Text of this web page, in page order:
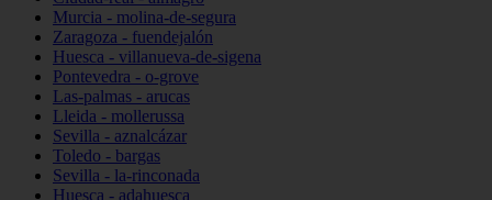
Murcia - molina-de-segura
Zaragoza - fuendejalón
Huesca - villanueva-de-sigena
Pontevedra - o-grove
Las-palmas - arucas
Lleida - mollerussa
Sevilla - aznalcázar
Toledo - bargas
Sevilla - la-rinconada
Huesca - adahuesca